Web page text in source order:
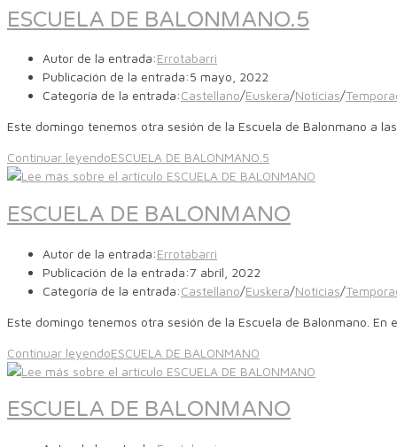
ESCUELA DE BALONMANO.5
Autor de la entrada:Errotabarri
Publicación de la entrada:5 mayo, 2022
Categoría de la entrada:Castellano/Euskera/Noticias/
Este domingo tenemos otra sesión de la Escuela de Balonmano a
Continuar leyendoESCUELA DE BALONMANO.5
ESCUELA DE BALONMANO
Autor de la entrada:Errotabarri
Publicación de la entrada:7 abril, 2022
Categoría de la entrada:Castellano/Euskera/Noticias/
Este domingo tenemos otra sesión de la Escuela de Balonmano.
Continuar leyendoESCUELA DE BALONMANO
ESCUELA DE BALONMANO